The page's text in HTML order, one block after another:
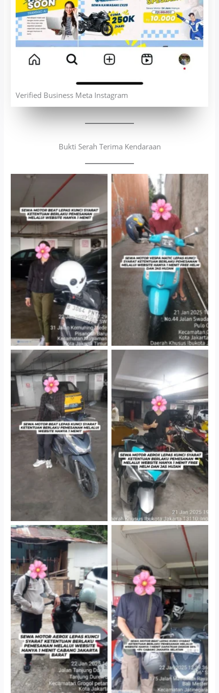
Verified Business Meta Instagram
Bukti Serah Terima Kendaraan
Cityplaza Jatinegara
Gedung Parkir P6A
Antar Jemput Kendaraan
Cityplaza Jatinegara
Gedung Parkir P6A
Cityplaza Jatinegara
Gedung Parkir P6A
Cabang Jakarta Barat
Cityplaza Jatinegara
Gedung Parkir P6A